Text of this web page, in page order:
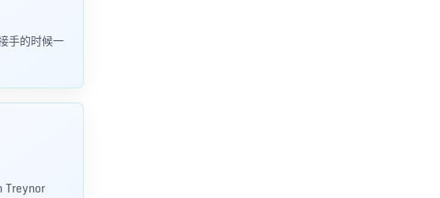
手的时候一
Treynor